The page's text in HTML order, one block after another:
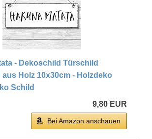
- Dekoschild Türschild
Holz 10x30cm - Holzdeko
Schild
9,80 EUR
Bei Amazon anschauen